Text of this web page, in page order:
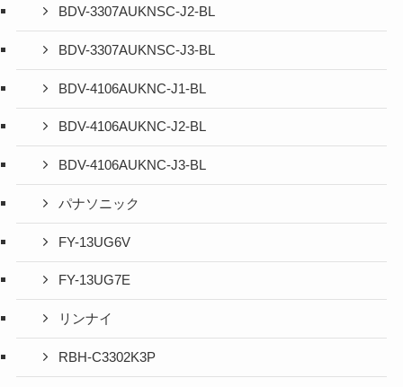
BDV-3307AUKNSC-J2-BL
BDV-3307AUKNSC-J3-BL
BDV-4106AUKNC-J1-BL
BDV-4106AUKNC-J2-BL
BDV-4106AUKNC-J3-BL
パナソニック
FY-13UG6V
FY-13UG7E
リンナイ
RBH-C3302K3P